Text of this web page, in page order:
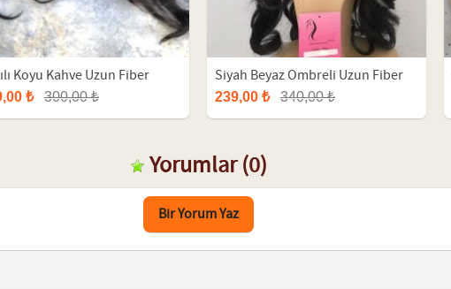
Koyu Kahve Uzun Fiber
₺ 300,00 ₺
Siyah Beyaz Ombreli Uzun Fiber
Peruk
239,00 ₺ 340,00 ₺
Yorumlar(0)
Bir Yorum Yaz